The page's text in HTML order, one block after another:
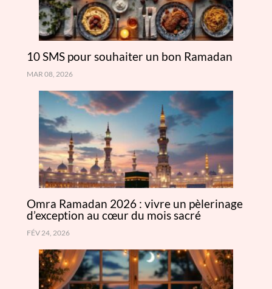
10 SMS pour souhaiter un bon Ramadan
MAR 08, 2026
Omra Ramadan 2026 : vivre un pèlerinage
d’exception au cœur du mois sacré
FÉV 24, 2026